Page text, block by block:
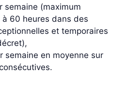
semaine (maximum
60 heures dans des
et temporaires
semaine en moyenne sur